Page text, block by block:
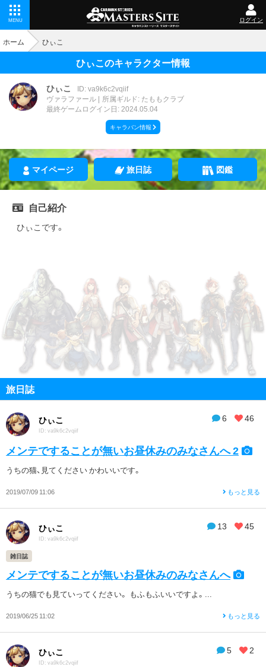
MENU ログイン
ホーム ひぃこ
ひぃこのキャラクター情報
ひぃこ
ID: va9k6c2vqiif
ヴァラファール
所属ギルド: たももクラブ
最終ゲームログイン日: 2024.05.04
キャラバン情報
マイページ 旅日誌 図鑑
自己紹介
ひぃこです。
旅日誌
6 46
ひぃこ
ID: va9k6c2vqiif
メンテですることが無いお昼休みのみなさんへ 2
うちの猫、見てください かわいいです。
2019/07/09 11:06 もっと見る
13 45
ひぃこ
ID: va9k6c2vqiif
雑日誌
メンテですることが無いお昼休みのみなさんへ
うちの猫でも見ていってください。 もふもふいいですよ。...
2019/06/25 11:02 もっと見る
5 2
ひぃこ
ID: va9k6c2vqiif